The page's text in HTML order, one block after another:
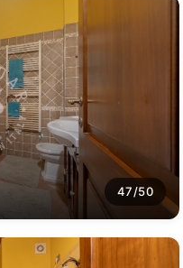
47/50